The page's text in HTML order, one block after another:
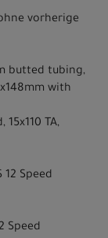
vorherige
butted tubing,
with
15x110 TA,
12 Speed
Speed